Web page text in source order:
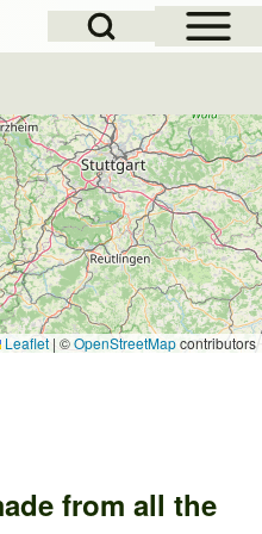
Open Sidebar
Open Search Block
Leaflet | ©OpenStreetMapcontributors
from all the